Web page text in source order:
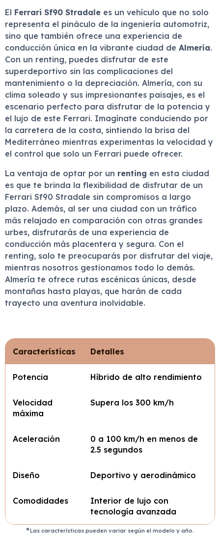
El Ferrari Sf90 Stradale es un vehículo que no solo
representa el pináculo de la ingeniería automotriz,
sino que también ofrece una experiencia de
conducción única en la vibrante ciudad de Almería.
Con un renting, puedes disfrutar de este
superdeportivo sin las complicaciones del
mantenimiento o la depreciación. Almería, con su
clima soleado y sus impresionantes paisajes, es el
escenario perfecto para disfrutar de la potencia y
el lujo de este Ferrari. Imagínate conduciendo por
la carretera de la costa, sintiendo la brisa del
Mediterráneo mientras experimentas la velocidad y
el control que solo un Ferrari puede ofrecer.
La ventaja de optar por un renting en esta ciudad
es que te brinda la flexibilidad de disfrutar de un
Ferrari Sf90 Stradale sin compromisos a largo
plazo. Además, al ser una ciudad con un tráfico
más relajado en comparación con otras grandes
urbes, disfrutarás de una experiencia de
conducción más placentera y segura. Con el
renting, solo te preocuparás por disfrutar del viaje,
mientras nosotros gestionamos todo lo demás.
Almería te ofrece rutas escénicas únicas, desde
montañas hasta playas, que harán de cada
trayecto una aventura inolvidable.
Características Detalles
Potencia Híbrido de alto rendimiento
Velocidad
máxima
Supera los 300 km/h
Aceleración
0 a 100 km/h en menos de
2.5 segundos
Diseño Deportivo y aerodinámico
Comodidades
Interior de lujo con
tecnología avanzada
Las características pueden variar según el modelo y año.